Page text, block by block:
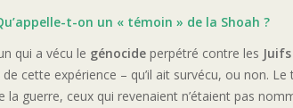
t-on un « témoin » de la Shoah ?
qui a vécu le génocide perpétré contre les Juifs
de cette expérience – qu’il ait survécu, ou non.
la guerre, ceux qui revenaient n’étaient pas